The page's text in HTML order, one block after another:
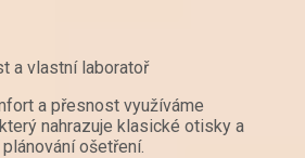
a vlastní laboratoř
a přesnost využíváme
nahrazuje klasické otisky a
ošetření.